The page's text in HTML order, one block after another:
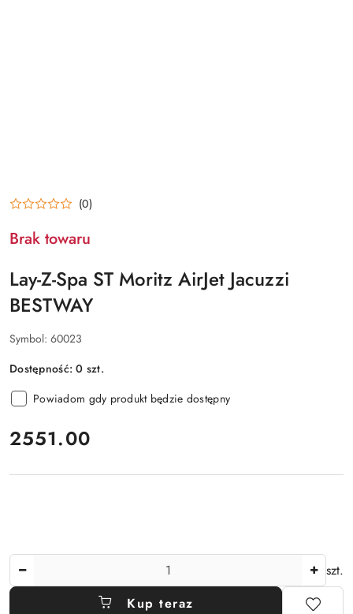
(0)
Brak towaru
Lay-Z-Spa ST Moritz AirJet Jacuzzi
BESTWAY
Symbol: 60023
Dostępność:0 szt.
Powiadom gdy produkt będzie dostępny
cena:
2551.00
szt.
Kup teraz